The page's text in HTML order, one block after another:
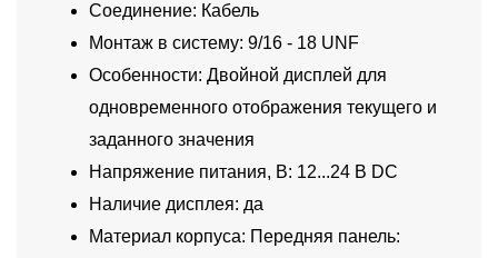
Соединение: Кабель
Монтаж в систему: 9/16 - 18 UNF
Особенности: Двойной дисплей для
одновременного отображения текущего и
заданного значения
Напряжение питания, В: 12...24 В DC
Наличие дисплея: да
Материал корпуса: Передняя панель: